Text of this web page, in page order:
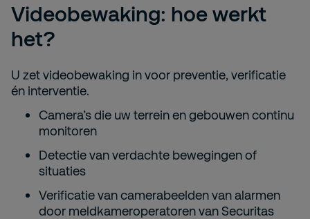
Videobewaking: hoe werkt
het?
U zet videobewaking invoor preventie, verificatie
én interventie.
Camera’s die uw terrein en gebouwen continu
monitoren
Detectie van verdachte bewegingen of
situaties
Verificatievan camerabeeldenvan alarmen
door meldkameroperatoren van Securitas